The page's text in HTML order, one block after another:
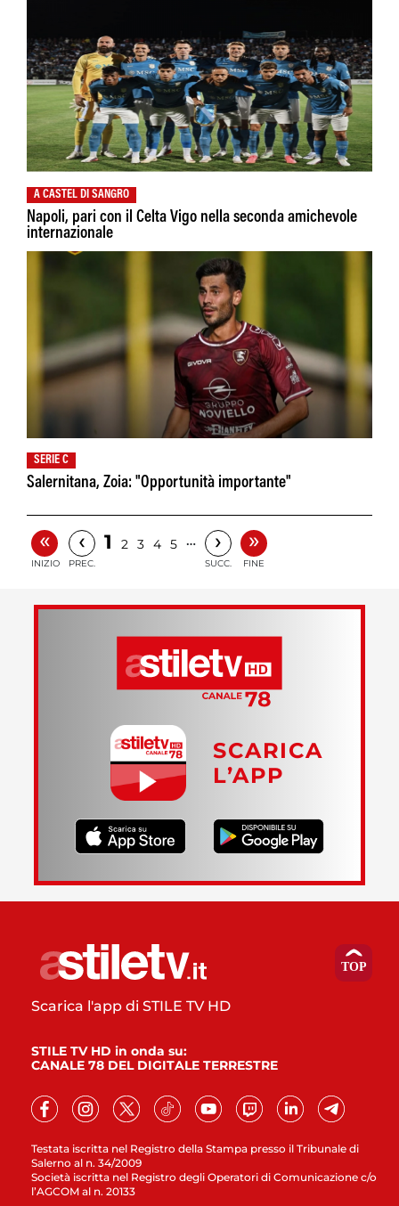
A CASTEL DI SANGRO
Napoli, pari con il Celta Vigo nella seconda amichevole
internazionale
SERIE C
Salernitana, Zoia: "Opportunità importante"
«
INIZIO
‹
PREC.
1 2 3 4 5 … ›
SUCC.
»
FINE
SCARICA
L’APP
Testata iscritta nel Registro della Stampa presso il Tribunale di
Salerno al n. 34/2009
Società iscritta nel Registro degli Operatori di Comunicazione c/o
l’AGCOM al n. 20133
Scarica l'app di STILE TV HD
STILE TV HD in onda su:
CANALE 78 DEL DIGITALE TERRESTRE